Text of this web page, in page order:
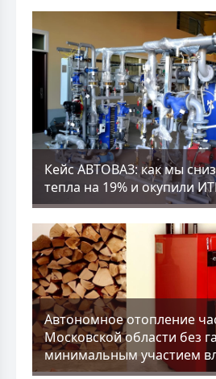
Кейс АВТОВАЗ: как мы
тепла на 19% и окупили
Aвтономное отопление
Московской области без
минимальным участием